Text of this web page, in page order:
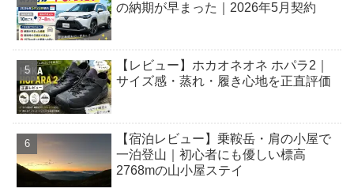
の納期が早まった｜2026年5月契約
【レビュー】ホカオネオネ ホパラ2｜
サイズ感・蒸れ・履き心地を正直評価
【宿泊レビュー】乗鞍岳・肩の小屋で
一泊登山｜初心者にも優しい標高
2768mの山小屋ステイ